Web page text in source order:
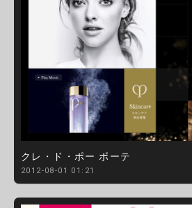
クレ・ド・ポー ボーテ
2012-08-01 01:21